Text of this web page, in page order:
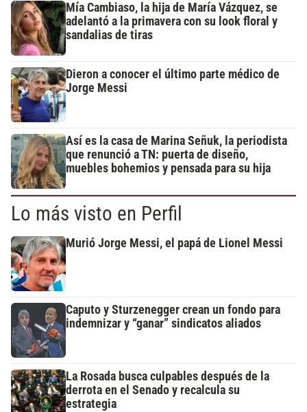
Mía Cambiaso, la hija de María Vázquez, se
adelantó a la primavera con su look floral y
sandalias de tiras
Dieron a conocer el último parte médico de
Jorge Messi
Así es la casa de Marina Señuk, la periodista
que renunció a TN: puerta de diseño,
muebles bohemios y pensada para su hija
Lo más visto en Perfil
Murió Jorge Messi, el papá de Lionel Messi
Caputo y Sturzenegger crean un fondo para
indemnizar y “ganar” sindicatos aliados
La Rosada busca culpables después de la
derrota en el Senado y recalcula su
estrategia